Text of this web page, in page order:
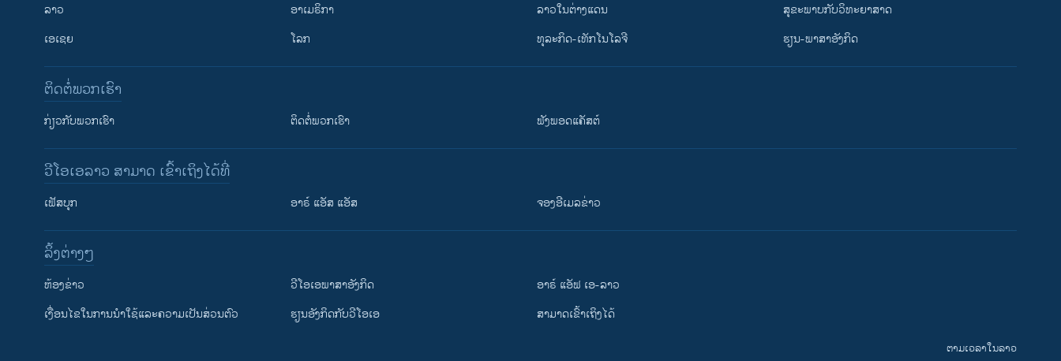
ຕິດຕາມພວກເຮົາ ທີ່
ລາວ
ເອເຊຍ
ອາເມຣິກາ
ໂລກ
ລາວໃນຕ່າງແດນ
ທຸລະກິດ-ເທັກໂນໂລຈີ
ສຸຂະພາບກັບວິທະຍາສາດ
ຮຽນ-ພາສາອັງກິດ
ຕິດຕໍ່ພວກເຮົາ
ກ່ຽວກັບພວກເຮົາ ຕິດຕໍ່ພວກເຮົາ ຟັງພອດແຄັສຕ໌
ວີໂອເອລາວ ສາມາດ ເຂົ້າເຖິງໄດ້ທີ່
ເຟັສບຸກ ອາຣ໌ ແອັສ ແອັສ ຈອງອີເມລຂ່າວ
​ລິ້ງ​ຕ່າງໆ
​ຫ້ອງ​ຂ່າວ
​ເງື່ອນ​ໄຂ​ໃນ​ການ​ນຳ​ໃຊ້​ແລະຄວາມ​ເປັນ​ສ່​ວນ​ຕົວ
ວີ​ໂອ​ເອ​ພາ​ສາ​ອັງ​ກິດ
​ຮຽນ​ອັງ​ກິດ​ກັບ​ວີ​ໂອ​ເອ
ອາຣ໌ ແອັຟ ເອ-ລາວ
ສາມາດເຂົ້າເຖິງໄດ້
ຕາມເວລາໃນລາວ